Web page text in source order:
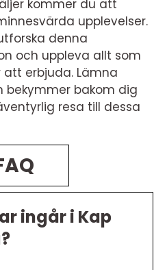
kommer du att
upplevelser.
denna
och uppleva allt som
erbjuda. Lämna
bekymmer bakom dig
resa till dessa
ingår i Kap